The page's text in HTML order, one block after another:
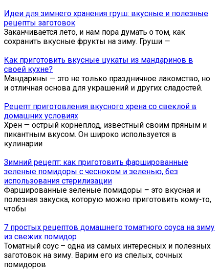
Идеи для зимнего хранения груш: вкусные и полезные
рецепты заготовок
Заканчивается лето, и нам пора думать о том, как
сохранить вкусные фрукты на зиму. Груши —
Как приготовить вкусные цукаты из мандаринов в
своей кухне?
Мандарины — это не только праздничное лакомство, но
и отличная основа для украшений и других сладостей.
Рецепт приготовления вкусного хрена со свеклой в
домашних условиях
Хрен — острый корнеплод, известный своим пряным и
пикантным вкусом. Он широко используется в
кулинарии
Зимний рецепт: как приготовить фаршированные
зеленые помидоры с чесноком и зеленью, без
использования стерилизации
Фаршированные зеленые помидоры – это вкусная и
полезная закуска, которую можно приготовить кому-то,
чтобы
7 простых рецептов домашнего томатного соуса на зиму
из свежих помидор
Томатный соус – одна из самых интересных и полезных
заготовок на зиму. Варим его из спелых, сочных
помидоров